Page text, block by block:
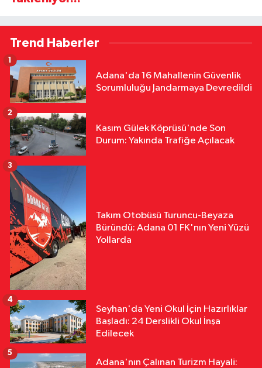
Trend Haberler
Adana'da 16 Mahallenin Güvenlik
Sorumluluğu Jandarmaya Devredildi
1
Kasım Gülek Köprüsü'nde Son
Durum: Yakında Trafiğe Açılacak
2
Takım Otobüsü Turuncu-Beyaza
Büründü: Adana 01 FK'nın Yeni Yüzü
Yollarda
3
Seyhan'da Yeni Okul İçin Hazırlıklar
Başladı: 24 Derslikli Okul İnşa
Edilecek
4
Adana'nın Çalınan Turizm Hayali:
5